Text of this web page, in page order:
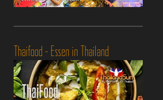
Thaifood - Essen in Thailand